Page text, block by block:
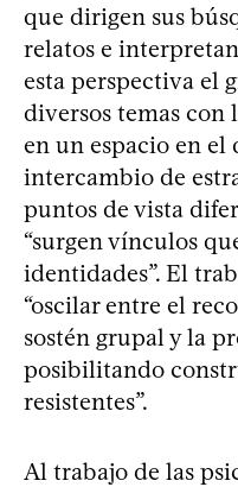
que dirigen sus
relatos e
esta perspectiva el
diversos temas con
en un espacio en el
intercambio de
puntos de vista
“surgen vínculos
identidades”. El
“oscilar entre el
sostén grupal y la
posibilitando
resistentes”.
Al trabajo de las